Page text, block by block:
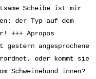
Scheibe ist mir
der Typ auf dem
+++ Apropos
angesprochene
oder kommt sie
Schweinehund innen?